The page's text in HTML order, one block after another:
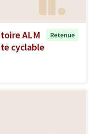
ALM
cyclable
Retenue